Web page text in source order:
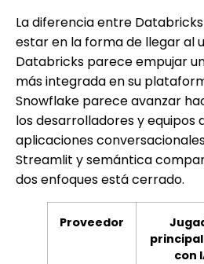
La diferencia entre
estar en la forma de llegar al
Databricks parece empujar
más integrada en su
Snowflake parece avanzar
los desarrolladores y equipos
aplicaciones
Streamlit y semántica
dos enfoques está cerrado.
Proveedor
principal
con